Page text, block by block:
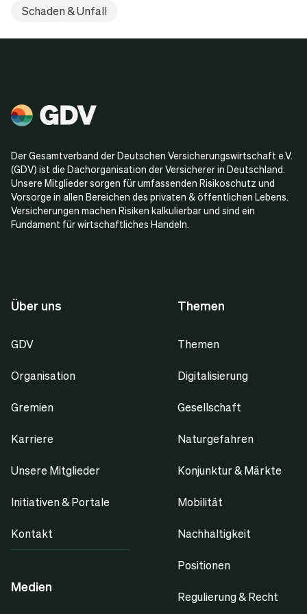
Schaden & Unfall
Der Gesamtverband der Deutschen Versicherungswirtschaft e.V.
(GDV) ist die Dachorganisation der Versicherer in Deutschland.
Unsere Mitglieder sorgen für umfassenden Risikoschutz und
Vorsorge in allen Bereichen des privaten & öffentlichen Lebens.
Versicherungen machen Risiken kalkulierbar und sind ein
Fundament für wirtschaftliches Handeln.
Über uns
GDV
Organisation
Gremien
Karriere
Unsere Mitglieder
Initiativen & Portale
Kontakt
Medien
Themen
Themen
Digitalisierung
Gesellschaft
Naturgefahren
Konjunktur & Märkte
Mobilität
Nachhaltigkeit
Positionen
Regulierung & Recht